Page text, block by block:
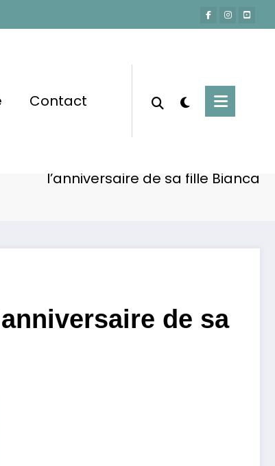
Contact
l’anniversaire de sa fille Bianca
de sa